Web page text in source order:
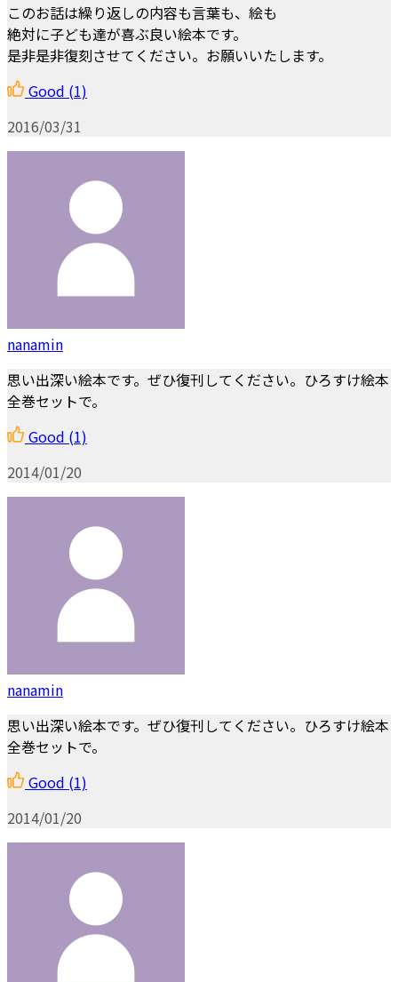
このお話は繰り返しの内容も言葉も、絵も
絶対に子ども達が喜ぶ良い絵本です。
是非是非復刻させてください。お願いいたします。
Good (1)
2016/03/31
nanamin
思い出深い絵本です。ぜひ復刊してください。ひろすけ絵本
全巻セットで。
Good (1)
2014/01/20
nanamin
思い出深い絵本です。ぜひ復刊してください。ひろすけ絵本
全巻セットで。
Good (1)
2014/01/20